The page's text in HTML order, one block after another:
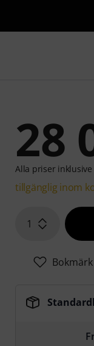
sökningen med
28
Alla priser inklusive
tillgänglig inom
1
Bokmärk